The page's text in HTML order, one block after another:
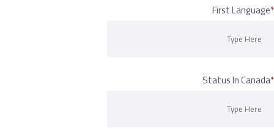
First
Status In